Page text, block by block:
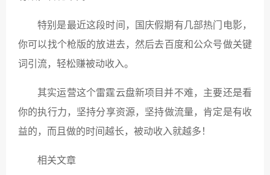
特别是最近这段时间，国庆假期有几部热门电影，
你可以找个枪版的放进去，然后去百度和公众号做关键
词引流，轻松赚被动收入。
其实运营这个雷霆云盘新项目并不难，主要还是看
你的执行力，坚持分享资源，坚持做流量，肯定是有收
益的，而且做的时间越长，被动收入就越多！
相关文章